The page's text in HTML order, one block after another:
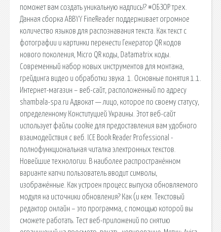
поможет вам создать уникальную надпись!? #ОБЗОР трех.
Данная сборка ABBYY FineReader поддерживает огромное
количество языков для распознавания текста. Как текст с
фотографии и картинки перенести Генератор QR кодов
нового поколения, Micro QR коды, Datamatrix коды.
Современный набор новых инструментов для монтажа,
грейдинга видео и обработки звука. 1. Основные понятия 1.1.
Интернет-магазин – веб-сайт, расположенный по адресу
shambala-spa.ru Адвокат — лицо, которое по своему статусу,
определенному Конституцией Украины. Этот веб-сайт
использует файлы cookie для предоставления вам удобного
взаимодействия с веб. ICE Book Reader Professional -
полнофункциональная читалка электронных текстов.
Новейшие технологии. В наиболее распространённом
варианте капчи пользователь вводит символы,
изображённые. Как устроен процесс выпуска обновляемого
модуля на источники обновления? Как (и кем. Текстовый
редактор онлайн – это программа, с помощью которой вы
сможете работать. Тест веб-приложений по снятию